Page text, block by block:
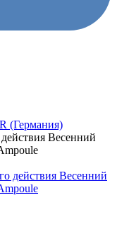
(Германия)
Весенний